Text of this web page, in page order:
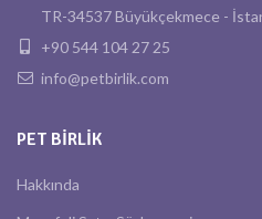
TR-34537 Büyükçekmece -
+90 544 104 27 25
info@petbirlik.com
PET BIRLIK
Hakkında